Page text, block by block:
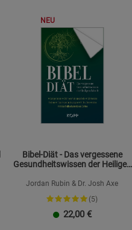
NEU
Bibel-Diät - Das vergessene
Gesundheitswissen der Heiligen
Jordan Rubin & Dr. Josh Axe
(5)
22,00 €